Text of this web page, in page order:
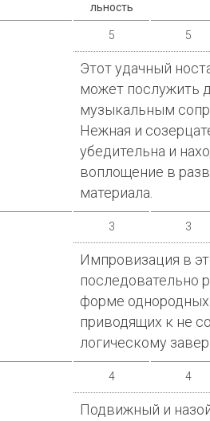
льность
5 5
Этот удачный
может послужить
музыкальным
Нежная и
убедительна и
воплощение в
материала.
3 3
Импровизация в
последовательно
форме
приводящих к не
логическому
4 4
Подвижный и